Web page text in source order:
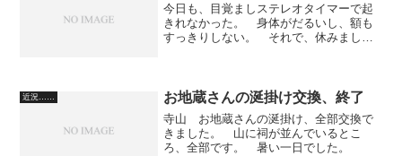
今日も、目覚ましステレオタイマーで起
きれなかった。 身体がだるいし、額も
すっきりしない。 それで、休みまし
気が引けます。 なんで、こ...
近況…… お地蔵さんの涎掛け交換、終了
寺山 お地蔵さんの涎掛け、全部交換で
きました。 山に祠が並んでいるとこ
ろ、全部です。 暑い一日でした。